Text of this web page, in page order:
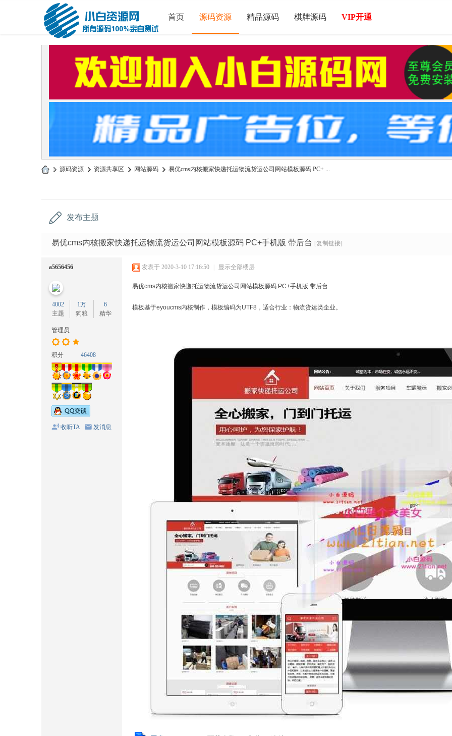
首页 源码资源 精品源码 棋牌源码 VIP开通
» 源码资源 › 资源共享区 › 网站源码 › 易优cms内核搬家快递托运物流货运公司网站模板源码 PC+ ...
发布主题
易优cms内核搬家快递托运物流货运公司网站模板源码 PC+手机版 带后台 [复制链接]
a5656456
4002
主题
1万
狗粮
6
精华
管理员
积分 46408
收听TA 发消息
发表于 2020-3-10 17:16:50 | 显示全部楼层
易优cms内核搬家快递托运物流货运公司网站模板源码 PC+手机版 带后台
模板基于eyoucms内核制作，模板编码为UTF8，适合行业：物流货运类企业。